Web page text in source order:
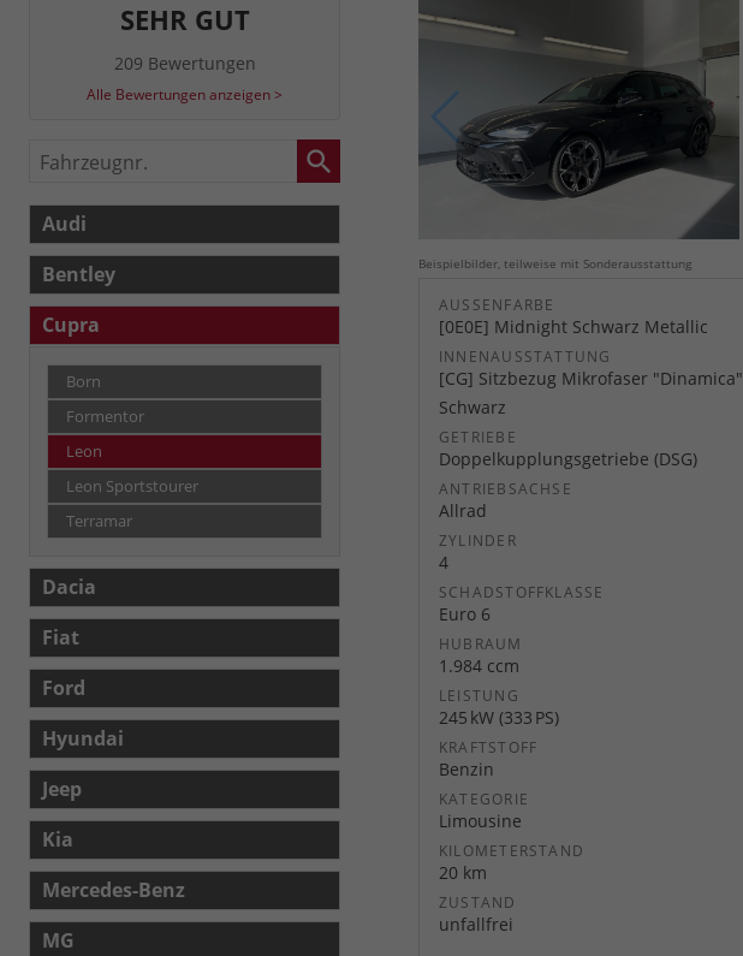
Beispielbilder, teilweise mit Sonderausstattung
AUSSENFARBE
[0E0E] Midnight Schwarz Metallic
INNENAUSSTATTUNG
[CG] Sitzbezug Mikrofaser "Dinamica"
Schwarz
GETRIEBE
Doppelkupplungsgetriebe (DSG)
ANTRIEBSACHSE
Allrad
ZYLINDER
4
SCHADSTOFFKLASSE
Euro 6
HUBRAUM
1.984 ccm
LEISTUNG
245 kW (333 PS)
KRAFTSTOFF
Benzin
KATEGORIE
Limousine
KILOMETERSTAND
20 km
ZUSTAND
unfallfrei
SEHR GUT
209 Bewertungen
Alle Bewertungen anzeigen >
Fahrzeugnr.
Audi
Bentley
Cupra
Born
Formentor
Leon
Leon Sportstourer
Terramar
Dacia
Fiat
Ford
Hyundai
Jeep
Kia
Mercedes-Benz
MG